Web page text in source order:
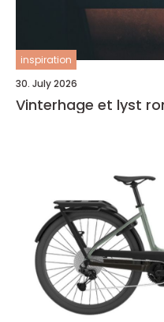
inspiration
30. July 2026
Vinterhage